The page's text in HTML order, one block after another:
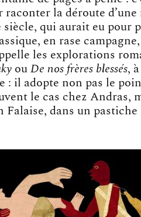
la déroute
qui aurait eu pour
en rase
les explorations
ou De nos frères blessés,
: il adopte non pas le
le cas chez Andras,
dans un pastiche